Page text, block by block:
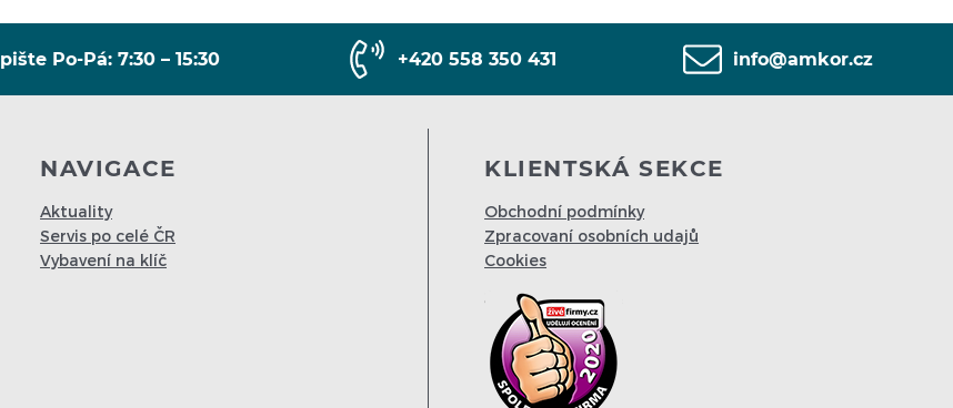
Po-Pá: 7:30 – 15:30 +420 558 350 431 info@amkor.cz
NAVIGACE
Aktuality
Servis po celé ČR
Vybavení na klíč
KLIENTSKÁ SEKCE
Obchodní podmínky
Zpracovaní osobních udajů
Cookies